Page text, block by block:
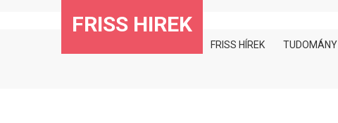
FRISS HIREK
FRISS HÍREK TUDOMÁNY